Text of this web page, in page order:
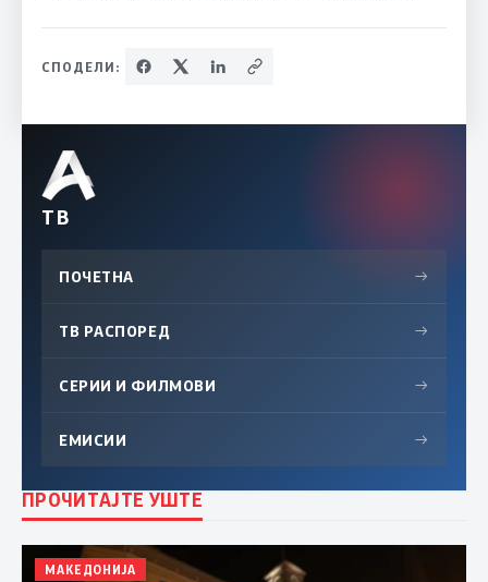
СПОДЕЛИ:
ТВ
ПОЧЕТНА →
ТВ РАСПОРЕД →
СЕРИИ И ФИЛМОВИ →
ЕМИСИИ →
ПРОЧИТАЈТЕ УШТЕ
МАКЕДОНИЈА